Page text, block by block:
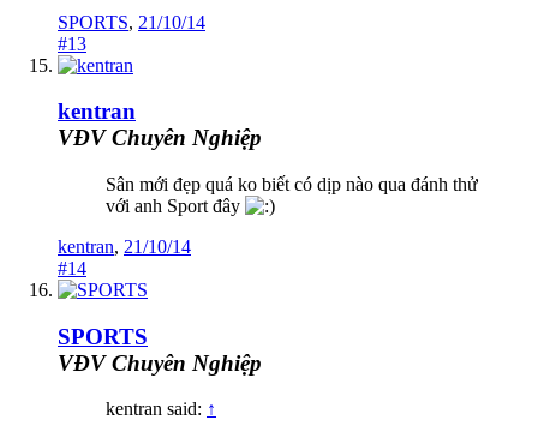
SPORTS, 21/10/14
#13
kentran
VĐV Chuyên Nghiệp
Sân mới đẹp quá ko biết có dịp nào qua đánh thử
với anh Sport đây
kentran, 21/10/14
#14
SPORTS
VĐV Chuyên Nghiệp
kentran said: ↑